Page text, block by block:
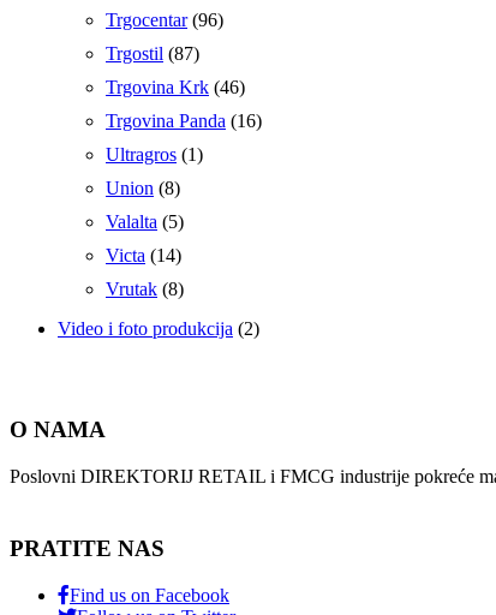
Trgocentar(96)
Trgostil (87)
Trgovina Krk (46)
Trgovina Panda (16)
Ultragros (1)
Union (8)
Valalta (5)
Victa (14)
Vrutak (8)
Video i foto produkcija (2)
O NAMA
Poslovni DIREKTORIJ RETAIL i FMCG industrije pokreće
PRATITE NAS
Find us on Facebook